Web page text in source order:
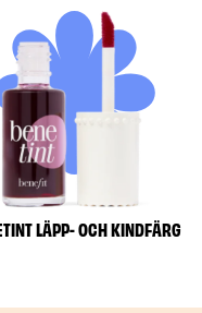
LÄPP- OCH KINDFÄRG